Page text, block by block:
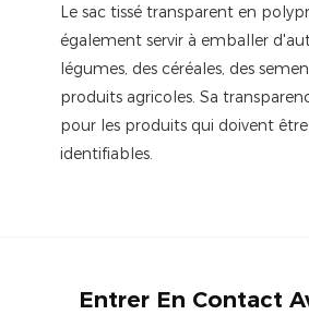
Le sac tissé transparent en
également servir à emballer
légumes, des céréales, des
produits agricoles. Sa
pour les produits qui doivent
identifiables.
Entrer En Contact